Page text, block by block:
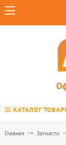
КАТАЛОГ
Главная Запчасти